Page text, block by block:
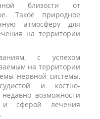
готов сделать все,
для каждого
и приятно. Для
по многим
и перемещения из
а также широкий
доступных для
близости от
Такое природное
атмосферу для
на территории
с успехом
на территории
нервной системы,
и костно-
возможности
и сферой лечения